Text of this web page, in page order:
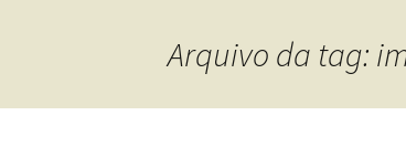
Arquivo da tag: